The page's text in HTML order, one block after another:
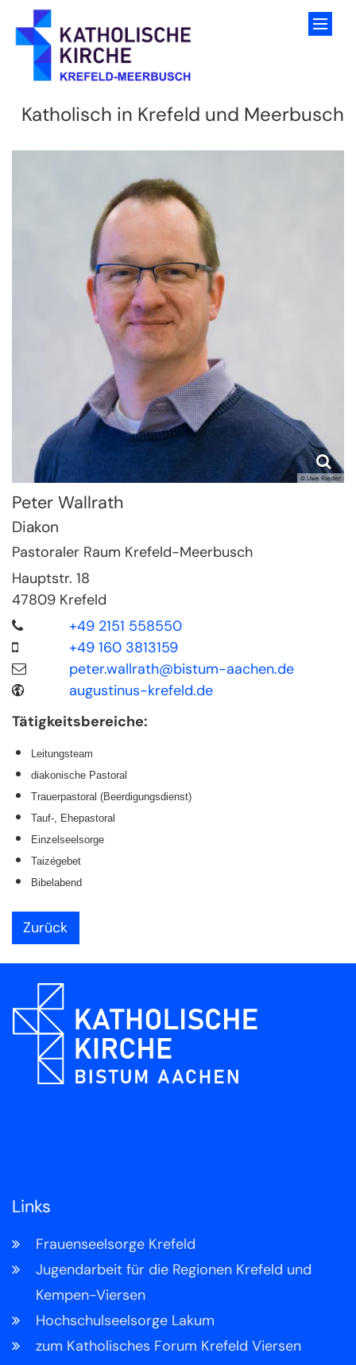
Zum Inhalt springen
Katholisch in Krefeld und Meerbusch
© Uwe Rieder
Peter Wallrath
Diakon
Pastoraler Raum Krefeld-Meerbusch
Hauptstr. 18
47809 Krefeld
+49 2151 558550
+49 160 3813159
peter.wallrath@bistum-aachen.de
augustinus-krefeld.de
Tätigkeitsbereiche:
Leitungsteam
diakonische Pastoral
Trauerpastoral (Beerdigungsdienst)
Tauf-, Ehepastoral
Einzelseelsorge
Taizégebet
Bibelabend
Zurück
Links
Frauenseelsorge Krefeld
Jugendarbeit für die Regionen Krefeld und
Kempen-Viersen
Hochschulseelsorge Lakum
zum Katholisches Forum Krefeld Viersen